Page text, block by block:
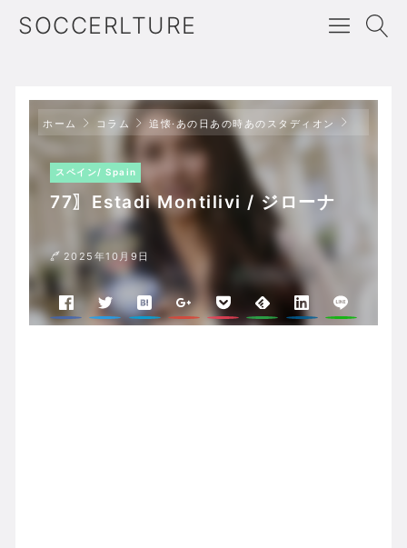
SOCCERLTURE
ホーム コラム 追懐·あの日あの時あのスタディオン
スペイン/ Spain
77〗Estadi Montilivi / ジローナ
2025年10月9日